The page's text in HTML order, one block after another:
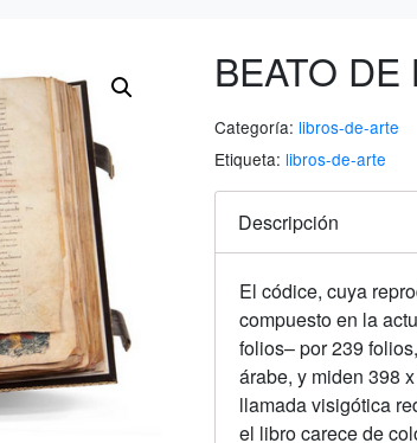
BEATO
Categoría: libros-de-arte
Etiqueta: libros-de-arte
Descripción
El códice, cuya
compuesto en la
folios– por 239
árabe, y miden 398
llamada visigótica
el libro carece de